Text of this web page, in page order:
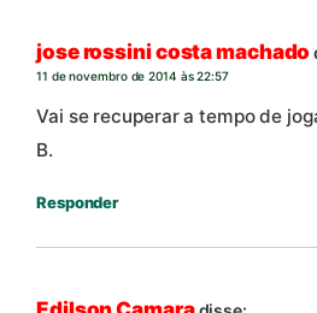
jose rossini costa machado
11 de novembro de 2014 às 22:57
Vai se recuperar a tempo de
B.
Responder